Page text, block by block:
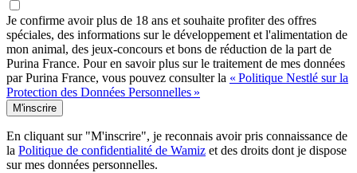
Je confirme avoir plus de 18 ans et souhaite profiter des offres
spéciales, des informations sur le développement et l'alimentation de
mon animal, des jeux-concours et bons de réduction de la part de
Purina France. Pour en savoir plus sur le traitement de mes données
par Purina France, vous pouvez consulter la « Politique Nestlé sur la
Protection des Données Personnelles »
M'inscrire
En cliquant sur "M'inscrire", je reconnais avoir pris connaissance de
la Politique de confidentialité de Wamiz et des droits dont je dispose
sur mes données personnelles.